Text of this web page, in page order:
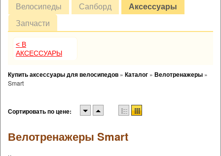
Велосипеды Сапборд
Аксессуары
Запчасти
< В
АКСЕССУАРЫ
Купить аксессуары для велосипедов » Каталог » Велотренажеры »
Smart
Сортировать по цене:
Велотренажеры Smart